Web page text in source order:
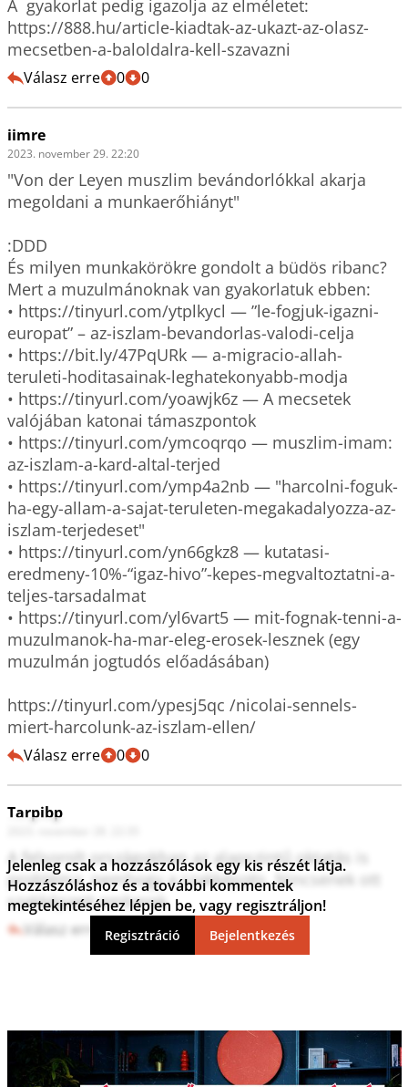
A  gyakorlat pedig igazolja az elméletet:
https://888.hu/article-kiadtak-az-ukazt-az-olasz-
mecsetben-a-baloldalra-kell-szavazni
Válasz erre 0 0
iimre
2023. november 29. 22:20
"Von der Leyen muszlim bevándorlókkal akarja
megoldani a munkaerőhiányt"
:DDD
És milyen munkakörökre gondolt a büdös ribanc?
Mert a muzulmánoknak van gyakorlatuk ebben:
• https://tinyurl.com/ytplkycl — ”le-fogjuk-igazni-
europat” – az-iszlam-bevandorlas-valodi-celja
• https://bit.ly/47PqURk — a-migracio-allah-
teruleti-hoditasainak-leghatekonyabb-modja
• https://tinyurl.com/yoawjk6z — A mecsetek
valójában katonai támaszpontok
• https://tinyurl.com/ymcoqrqo — muszlim-imam:
az-iszlam-a-kard-altal-terjed
• https://tinyurl.com/ymp4a2nb — "harcolni-foguk-
ha-egy-allam-a-sajat-teruleten-megakadalyozza-az-
iszlam-terjedeset"
• https://tinyurl.com/yn66gkz8 — kutatasi-
eredmeny-10%-“igaz-hivo”-kepes-megvaltoztatni-a-
teljes-tarsadalmat
• https://tinyurl.com/yl6vart5 — mit-fognak-tenni-a-
muzulmanok-ha-mar-eleg-erosek-lesznek (egy
muzulmán jogtudós előadásában)
https://tinyurl.com/ypesj5qc /nicolai-sennels-
Válasz erre 0 0
Tarpibp
A felsorolt országokban az alapszintű oktatás is
probléma, nemhogy a szakképzés. Nincsenek ott
szakképzett emberek.
Válasz erre 0 0
Jelenleg csak a hozzászólások egy kis részét látja.
Hozzászóláshoz és a további kommentek
megtekintéséhez lépjen be, vagy regisztráljon!
Regisztráció Bejelentkezés